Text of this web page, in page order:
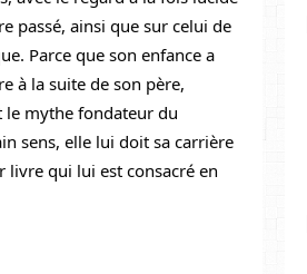
passé, ainsi que sur celui de
Parce que son enfance a
à la suite de son père,
le mythe fondateur du
sens, elle lui doit sa carrière
livre qui lui est consacré en